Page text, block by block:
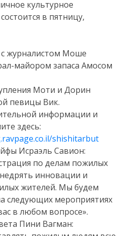
культурное
в пятницу,
с журналистом Моше
майором запаса Амосом
Моти и Дорин
певицы Вик.
информации и
здесь:
shishitarbut
Исраэль Савион:
по делам пожилых
инновации и
жителей. Мы будем
следующих мероприятиях
в любом вопросе».
Пини Вагман: